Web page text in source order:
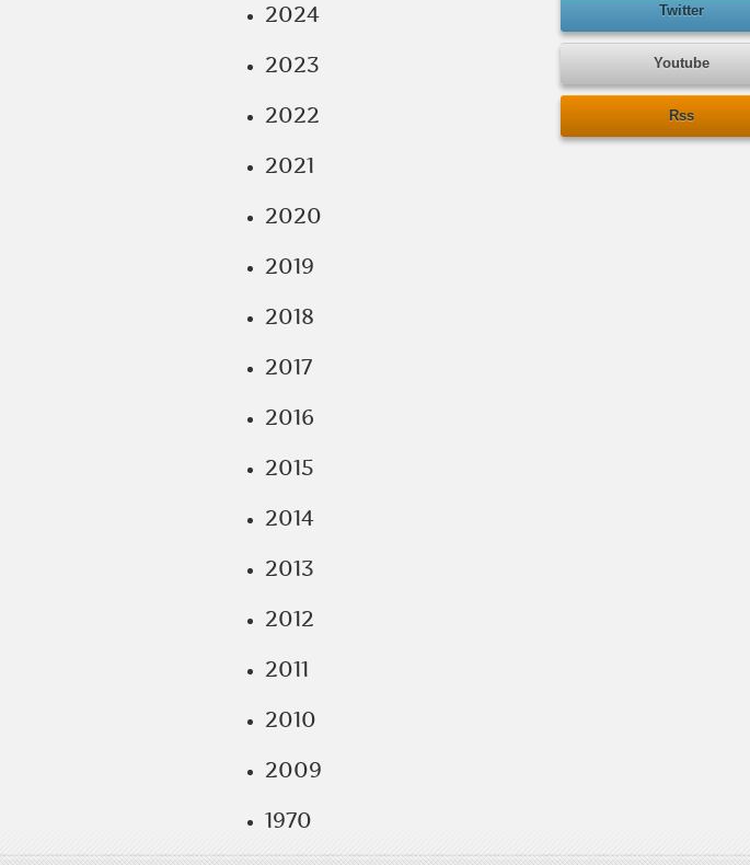
2024
2023
2022
2021
2020
2019
2018
2017
2016
2015
2014
2013
2012
2011
2010
2009
1970
Twitter
Youtube
Rss